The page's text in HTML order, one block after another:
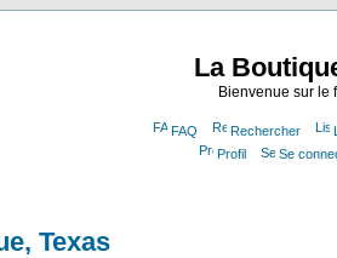
La
Bienvenue sur le
FAQ Rechercher
Profil
Se
Texas